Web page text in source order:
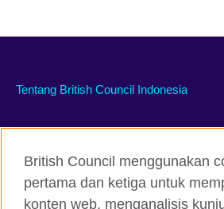
Tentang British Council Indonesia
Facebook
British Council menggunakan
pertama dan ketiga untuk
konten web, menganalisis